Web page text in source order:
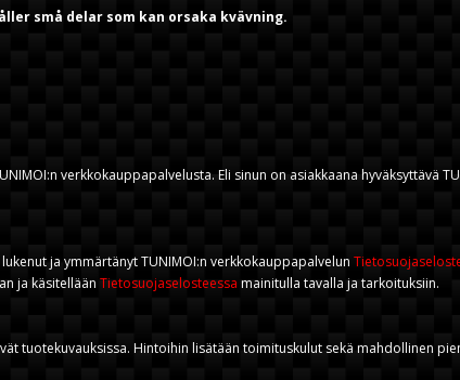
små delar som kan orsaka kvävning.
verkkokauppapalvelusta. Eli sinun on asiakkaana hyväksyttävä
ja ymmärtänyt TUNIMOI:n verkkokauppapalvelun
ja käsitellään Tietosuojaselosteessa mainitulla tavalla ja tarkoituksiin.
tuotekuvauksissa. Hintoihin lisätään toimituskulut sekä mahdollinen